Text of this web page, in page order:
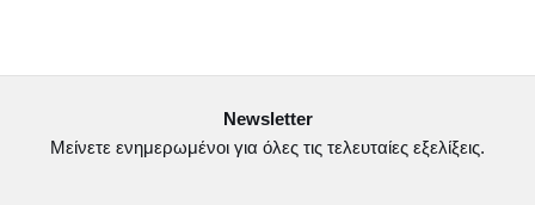
k
ε
Newsletter
Μείνετε ενημερωμένοι για όλες τις τελευταίες εξελίξεις.